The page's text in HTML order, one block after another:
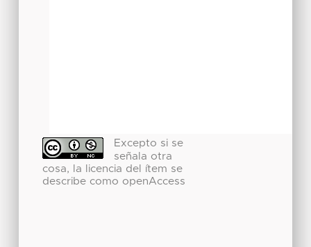
Excepto si se
señala otra
cosa, la licencia del ítem se
describe como openAccess